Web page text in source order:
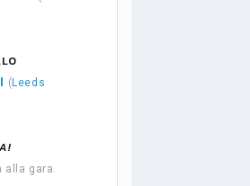
( Leeds
alla gara.